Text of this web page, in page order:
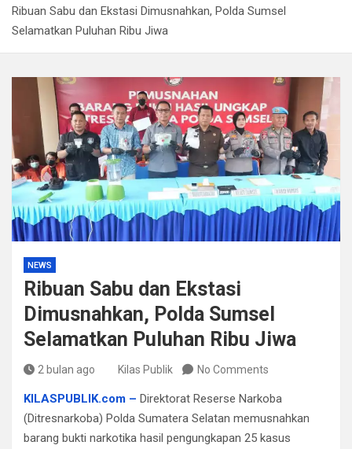
Kapolda Sumsel Tekankan Tiga Langkah Cegah
Kejahatan Siber Lewat Program Paham AI
Satpol PP Bandung Tertibkan 645 Bangunan Liar dalam
Polisi Bongkar Dugaan Peredaran Sabu di Bengkulu,
Puluhan Gram Narkotika Disita
Kurir Ganja Ditangkap, Puluhan Paket Digagalkan Polisi
di Pasaman Barat
Ribuan Sabu dan Ekstasi Dimusnahkan, Polda Sumsel
Selamatkan Puluhan Ribu Jiwa
NEWS
Ribuan Sabu dan Ekstasi
Dimusnahkan, Polda Sumsel
Selamatkan Puluhan Ribu Jiwa
2 bulan ago Kilas Publik No Comments
KILASPUBLIK.com – Direktorat Reserse Narkoba
(Ditresnarkoba) Polda Sumatera Selatan memusnahkan
barang bukti narkotika hasil pengungkapan 25 kasus